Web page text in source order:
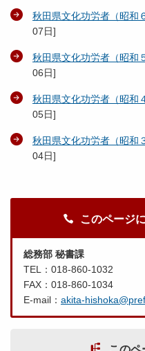
秋田県文化功労者（昭和
07日]
秋田県文化功労者（昭和
06日]
秋田県文化功労者（昭和
05日]
秋田県文化功労者（昭和
04日]
このページ
総務部 秘書課
TEL：018-860-1032
FAX：018-860-1034
E-mail： akita-